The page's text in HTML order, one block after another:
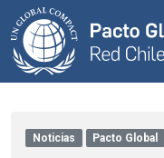
Noticias Pacto Global